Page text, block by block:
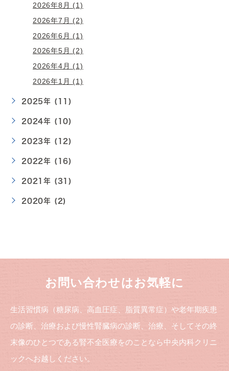
2026年8月 (1)
2026年7月 (2)
2026年6月 (1)
2026年5月 (2)
2026年4月 (1)
2026年1月 (1)
2025年 (11)
2024年 (10)
2023年 (12)
2022年 (16)
2021年 (31)
2020年 (2)
お問い合わせはお気軽に
生活習慣病（糖尿病、高血圧症、脂質異常症）や老年期疾患
の診断、治療および慢性腎臓病の診断、治療、そしてその終
末像のひとつである腎不全医療をのことなら中央内科クリニ
ックへお越しください。